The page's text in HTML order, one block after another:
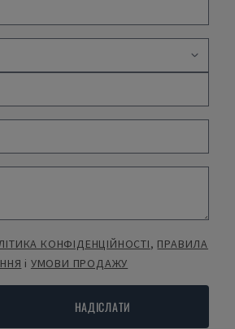
КОНФІДЕНЦІЙНОСТІ, ПРАВИЛА
і УМОВИ ПРОДАЖУ
НАДІСЛАТИ